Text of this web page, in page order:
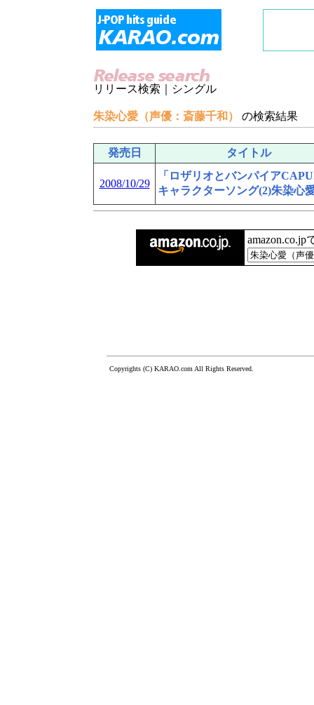
リリース検索｜シングル
朱染心愛（声優：斎藤千和） の検索結果
発売日 タイトル
2008/10/29
「ロザリオとバンパイア
キャラクターソング(2)朱染心
amazon.co.jp
Copyrights (C) KARAO.com All Rights Reserved.